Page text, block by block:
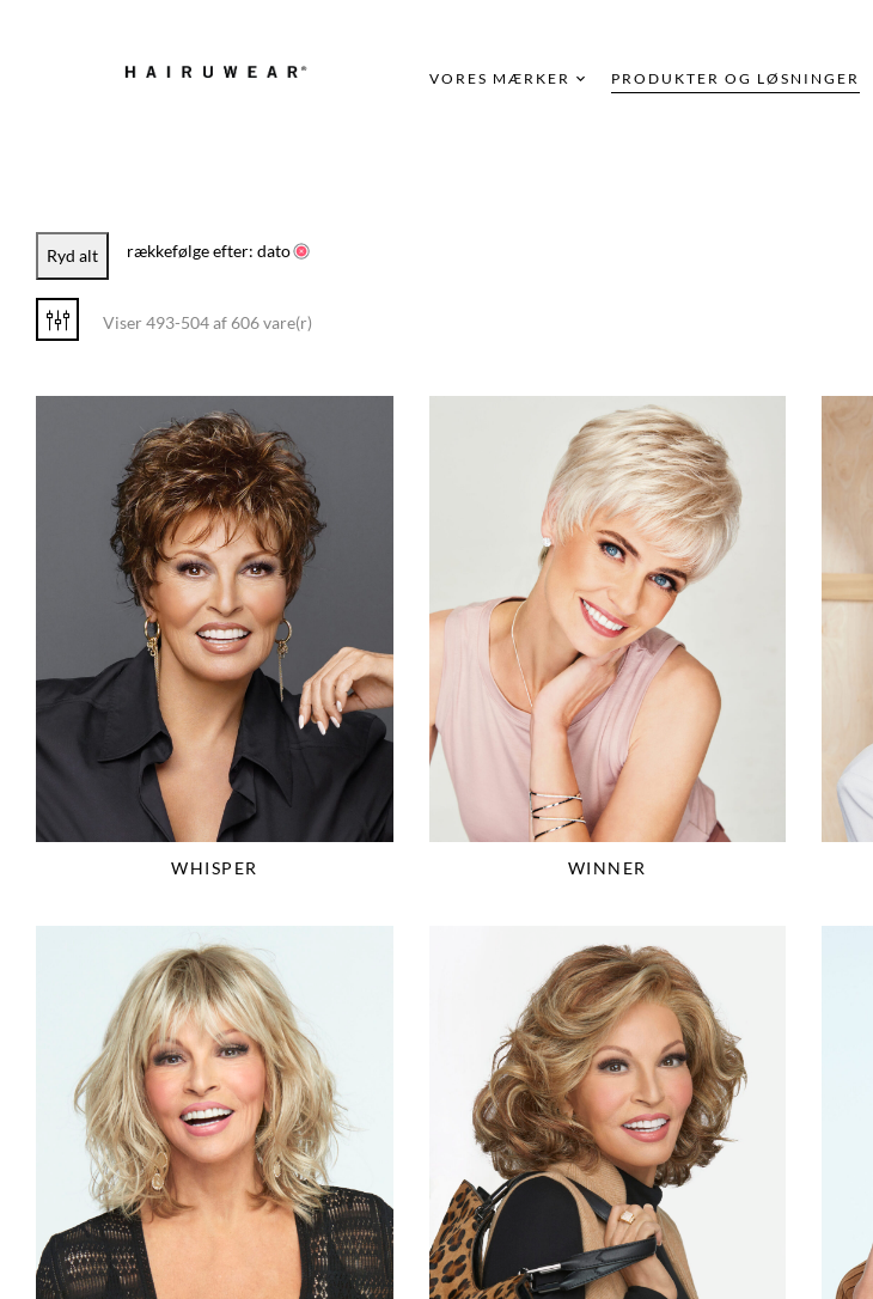
VORES MÆRKER PRODUKTER OG LØSNINGER
Ryd alt rækkefølge efter: dato
Viser 493-504 af 606 vare(r)
WHISPER WINNER